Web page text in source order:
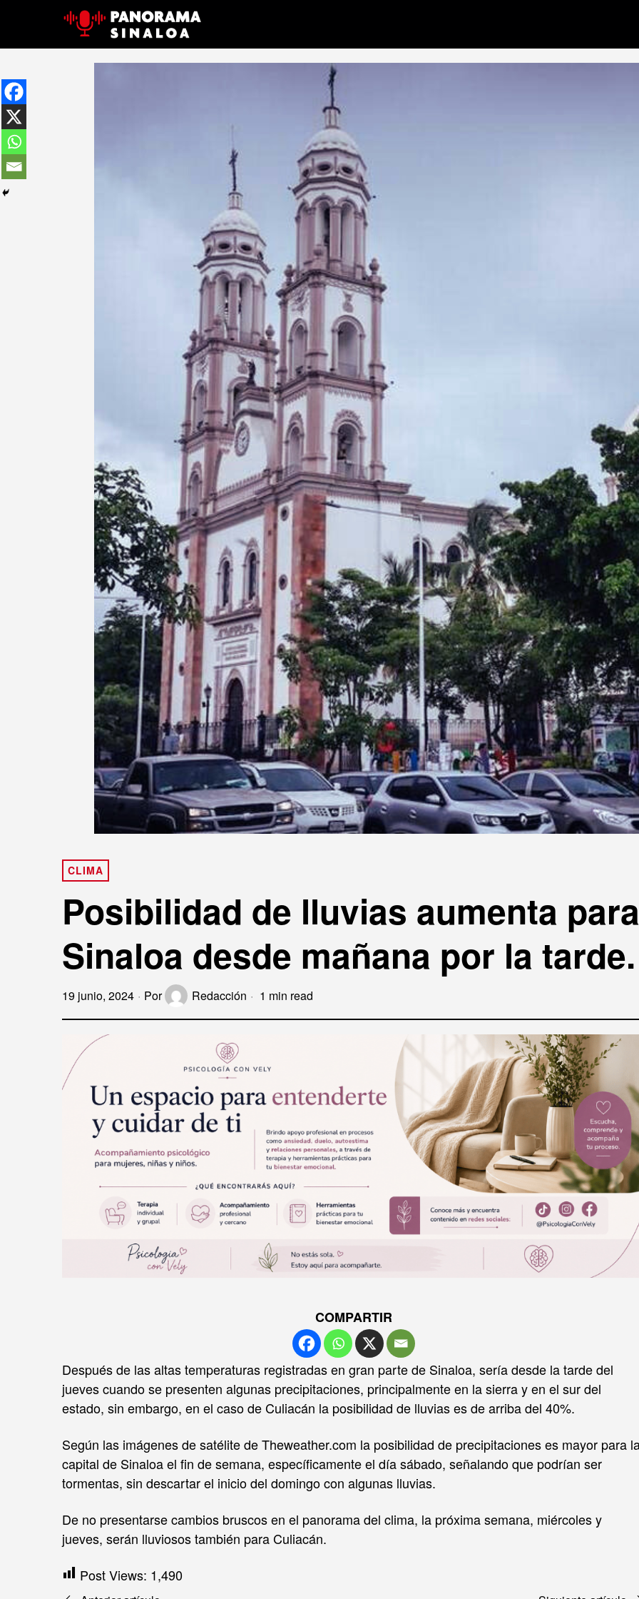
CLIMA
Posibilidad de lluvias aumenta para
Sinaloa desde mañana por la tarde.
19 junio, 2024 Por Redacción 1 min read
COMPARTIR
Después de las altas temperaturas registradas en gran parte de Sinaloa, sería desde la tarde del
jueves cuando se presenten algunas precipitaciones, principalmente en la sierra y en el sur del
estado, sin embargo, en el caso de Culiacán la posibilidad de lluvias es de arriba del 40%.
Según las imágenes de satélite de Theweather.com la posibilidad de precipitaciones es mayor para
capital de Sinaloa el fin de semana, específicamente el día sábado, señalando que podrían ser
tormentas, sin descartar el inicio del domingo con algunas lluvias.
De no presentarse cambios bruscos en el panorama del clima, la próxima semana, miércoles y
jueves, serán lluviosos también para Culiacán.
Post Views: 1,490